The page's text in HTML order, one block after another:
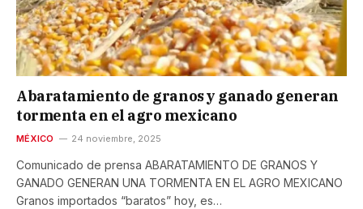
Abaratamiento de granos y ganado generan
tormenta en el agro mexicano
MÉXICO 24 noviembre, 2025
Comunicado de prensa ABARATAMIENTO DE GRANOS Y
GANADO GENERAN UNA TORMENTA EN EL AGRO MEXICANO
Granos importados “baratos” hoy, es…